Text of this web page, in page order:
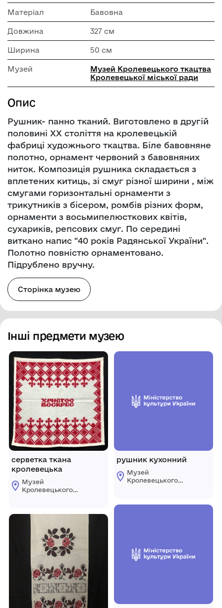
Матеріал Бавовна
Довжина 327 см
Ширина 50 см
Музей
Музей Кролевецького ткацтва
Кролевецької міської ради
Опис
Рушник- панно тканий. Виготовлено в другій
половині ХХ століття на кролевецькій
фабриці художнього ткацтва. Біле бавовняне
полотно, орнамент червоний з бавовняних
ниток. Композиція рушника складається з
вплетених китиць, зі смуг різної ширини , між
смугами горизонтальні орнаменти з
трикутників з бісером, ромбів різних форм,
орнаменти з восьмипелюсткових квітів,
сухариків, репсових смуг. По середині
виткано напис "40 років Радянської України".
Полотно повністю орнаментовано.
Підрублено вручну.
Сторінка музею
Інші предмети музею
серветка ткана
кролевецька
Музей
Кролевецького
міської ради
рушник кухонний
Музей
Кролевецького
міської ради